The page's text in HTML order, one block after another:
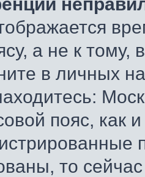
а не к тому,
в личных
пояс, как
то